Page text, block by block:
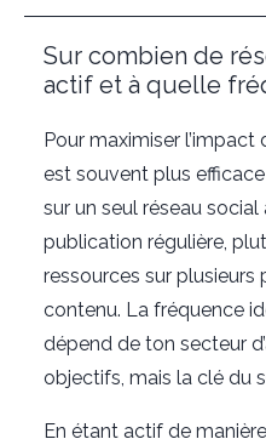
Sur combien de
actif et à quelle
Pour maximiser l’impact
est souvent plus
sur un seul réseau
publication régulière,
ressources sur
contenu. La fréquence
dépend de ton secteur
objectifs, mais la clé du
En étant actif de